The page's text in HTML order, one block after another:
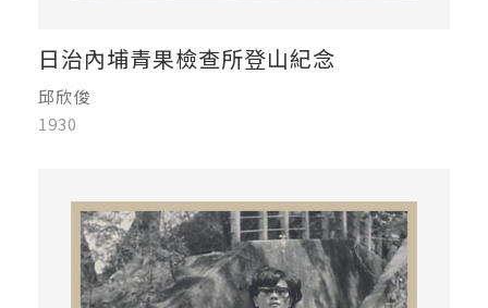
日治內埔青果檢查所登山紀念
邱欣俊
1930